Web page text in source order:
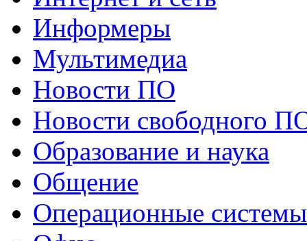
Информеры
Мультимедиа
Новости ПО
Новости свободного
Образование и наука
Общение
Операционные системы